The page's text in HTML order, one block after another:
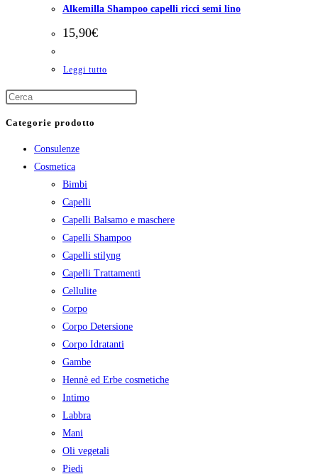
Alkemilla Shampoo capelli ricci semi lino
15,90€
Leggi tutto
Categorie prodotto
Consulenze
Cosmetica
Bimbi
Capelli
Capelli Balsamo e maschere
Capelli Shampoo
Capelli stilyng
Capelli Trattamenti
Cellulite
Corpo
Corpo Detersione
Corpo Idratanti
Gambe
Hennè ed Erbe cosmetiche
Intimo
Labbra
Mani
Oli vegetali
Piedi